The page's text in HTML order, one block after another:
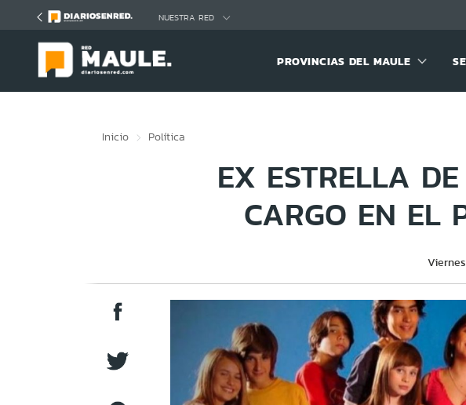
NUESTRA RED
PROVINCIAS DEL MAULE
Inicio Política
EX ESTRELLA
CARGO EN EL